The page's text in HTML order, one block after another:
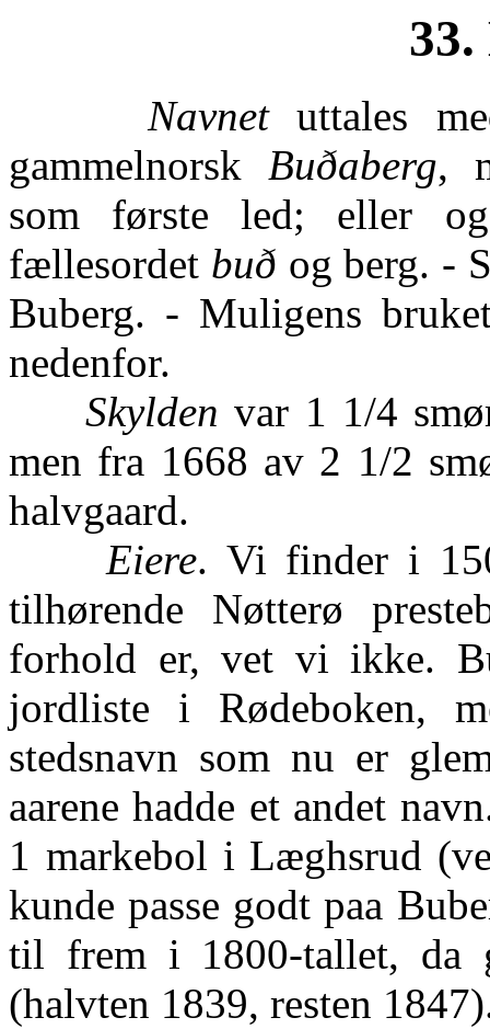
Navnetuttales
gammelnorsk Buðaberg,
som første led; eller
fællesordet buð og berg. -
Buberg. - Muligens
nedenfor.
Skylden var 1 1/4
men fra 1668 av 2 1/2
halvgaard.
Eiere. Vi finder i
tilhørende Nøtterø
forhold er, vet vi ikke.
jordliste i Rødeboken,
stedsnavn som nu er
aarene hadde et andet
1 markebol i Læghsrud
kunde passe godt paa
til frem i 1800-tallet, da
(halvten 1839, resten